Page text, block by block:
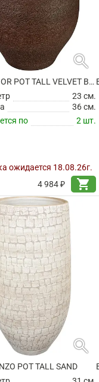
search
ВАЗА NOOR POT TALL VELVET BROWN
23 см.
36 см.
по
2 шт.
ожидается 18.08.26г.
4 984 ₽
shopping_cart
search
POT TALL SAND